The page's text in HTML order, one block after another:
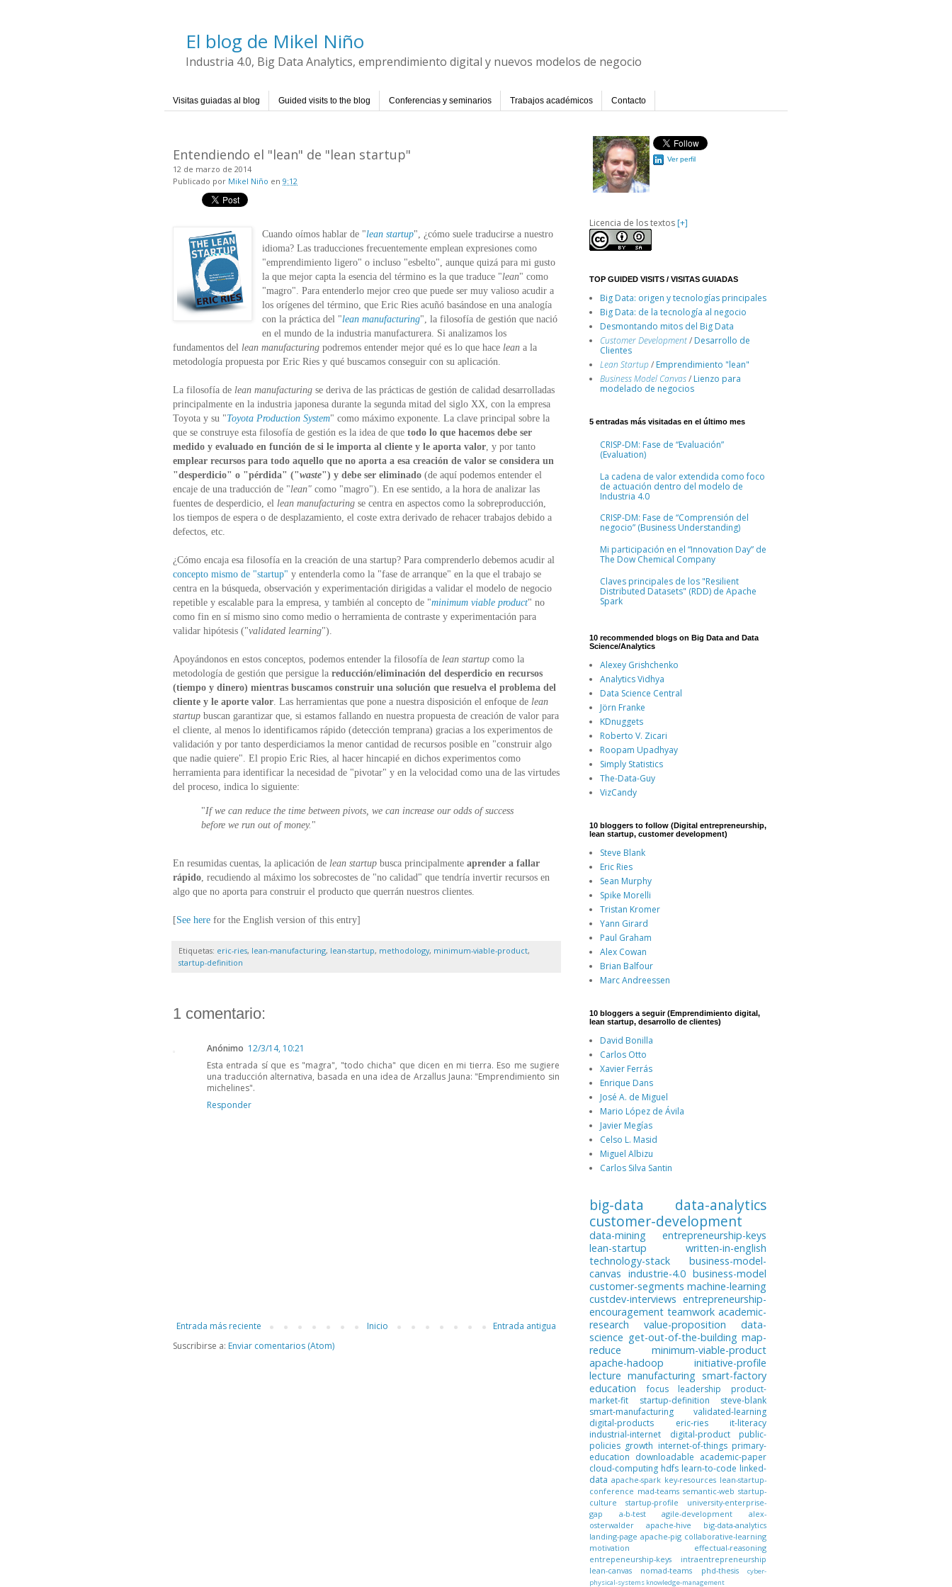
El blog de Mikel Niño
Industria 4.0, Big Data Analytics, emprendimiento digital y nuevos modelos de negocio
Visitas guiadas al blog Guided visits to the blog Conferencias y seminarios Trabajos académicos Contacto
Entendiendo el "lean" de "lean startup"
12 de marzo de 2014
Publicado por Mikel Niño en 9:12
Cuando oímos hablar de "lean startup", ¿cómo suele traducirse a nuestro
idioma? Las traducciones frecuentemente emplean expresiones como
"emprendimiento ligero" o incluso "esbelto", aunque quizá para mi gusto
la que mejor capta la esencia del término es la que traduce "lean" como
"magro". Para entenderlo mejor creo que puede ser muy valioso acudir a
los orígenes del término, que Eric Ries acuñó basándose en una analogía
con la práctica del "lean manufacturing", la filosofía de gestión que nació
en el mundo de la industria manufacturera. Si analizamos los
fundamentos del lean manufacturing podremos entender mejor qué es lo que hace lean a la
metodología propuesta por Eric Ries y qué buscamos conseguir con su aplicación.
La filosofía de lean manufacturing se deriva de las prácticas de gestión de calidad desarrolladas
principalmente en la industria japonesa durante la segunda mitad del siglo XX, con la empresa
Toyota y su "Toyota Production System" como máximo exponente. La clave principal sobre la
que se construye esta filosofía de gestión es la idea de que todo lo que hacemos debe ser
medido y evaluado en función de si le importa al cliente y le aporta valor, y por tanto
emplear recursos para todo aquello que no aporta a esa creación de valor se considera un
"desperdicio" o "pérdida" ("waste") y debe ser eliminado (de aquí podemos entender el
encaje de una traducción de "lean" como "magro"). En ese sentido, a la hora de analizar las
fuentes de desperdicio, el lean manufacturing se centra en aspectos como la sobreproducción,
los tiempos de espera o de desplazamiento, el coste extra derivado de rehacer trabajos debido a
defectos, etc.
¿Cómo encaja esa filosofía en la creación de una startup? Para comprenderlo debemos acudir al
concepto mismo de "startup" y entenderla como la "fase de arranque" en la que el trabajo se
centra en la búsqueda, observación y experimentación dirigidas a validar el modelo de negocio
repetible y escalable para la empresa, y también al concepto de "minimum viable product" no
como fin en sí mismo sino como medio o herramienta de contraste y experimentación para
validar hipótesis ("validated learning").
Apoyándonos en estos conceptos, podemos entender la filosofía de lean startup como la
metodología de gestión que persigue la reducción/eliminación del desperdicio en recursos
(tiempo y dinero) mientras buscamos construir una solución que resuelva el problema del
cliente y le aporte valor. Las herramientas que pone a nuestra disposición el enfoque de lean
startup buscan garantizar que, si estamos fallando en nuestra propuesta de creación de valor para
el cliente, al menos lo identificamos rápido (detección temprana) gracias a los experimentos de
validación y por tanto desperdiciamos la menor cantidad de recursos posible en "construir algo
que nadie quiere". El propio Eric Ries, al hacer hincapié en dichos experimentos como
herramienta para identificar la necesidad de "pivotar" y en la velocidad como una de las virtudes
del proceso, indica lo siguiente:
"If we can reduce the time between pivots, we can increase our odds of success
before we run out of money. "
En resumidas cuentas, la aplicación de lean startup busca principalmente aprender a fallar
rápido, recudiendo al máximo los sobrecostes de "no calidad" que tendría invertir recursos en
algo que no aporta para construir el producto que querrán nuestros clientes.
[See here for the English version of this entry]
Etiquetas: eric-ries, lean-manufacturing, lean-startup, methodology, minimum-viable-product,
startup-definition
1 comentario:
Anónimo 12/3/14, 10:21
Esta entrada sí que es "magra", "todo chicha" que dicen en mi tierra. Eso me sugiere
una traducción alternativa, basada en una idea de Arzallus Jauna: "Emprendimiento sin
michelines".
Responder
Entrada más reciente Entrada antigua
Inicio
Suscribirse a: Enviar comentarios (Atom)
Ver perfil
Licencia de los textos [+]
TOP GUIDED VISITS / VISITAS GUIADAS
Big Data: origen y tecnologías principales
Big Data: de la tecnología al negocio
Desmontando mitos del Big Data
Customer Development/ Desarrollo de
Clientes
Lean Startup/ Emprendimiento "lean"
Business Model Canvas/ Lienzo para
modelado de negocios
5 entradas más visitadas en el último mes
CRISP-DM: Fase de “Evaluación”
(Evaluation)
La cadena de valor extendida como foco
de actuación dentro del modelo de
Industria 4.0
CRISP-DM: Fase de “Comprensión del
negocio” (Business Understanding)
Mi participación en el “Innovation Day” de
The Dow Chemical Company
Claves principales de los "Resilient
Distributed Datasets" (RDD) de Apache
Spark
10 recommended blogs on Big Data and Data
Science/Analytics
Alexey Grishchenko
Analytics Vidhya
Data Science Central
Jörn Franke
KDnuggets
Roberto V. Zicari
Roopam Upadhyay
Simply Statistics
The-Data-Guy
VizCandy
10 bloggers to follow (Digital entrepreneurship,
lean startup, customer development)
Steve Blank
Eric Ries
Sean Murphy
Spike Morelli
Tristan Kromer
Yann Girard
Paul Graham
Alex Cowan
Brian Balfour
Marc Andreessen
10 bloggers a seguir (Emprendimiento digital,
lean startup, desarrollo de clientes)
David Bonilla
Carlos Otto
Xavier Ferrás
Enrique Dans
José A. de Miguel
Mario López de Ávila
Javier Megías
Celso L. Masid
Miguel Albizu
Carlos Silva Santin
big-data
data-analytics
customer-development
data-mining
entrepreneurship-keys
lean-startup
written-in-english
technology-stack
business-model-
canvas industrie-4.0 business-model
customer-segments machine-learning
custdev-interviews entrepreneurship-
encouragement teamwork academic-
research
value-proposition
data-
science get-out-of-the-building map-
reduce
minimum-viable-product
apache-hadoop
initiative-profile
lecture manufacturing smart-factory
education
focus leadership
product-
market-fit
startup-definition
steve-blank
smart-manufacturing
validated-learning
digital-products
eric-ries
it-literacy
industrial-internet
digital-product
public-
policies growth internet-of-things primary-
education downloadable academic-paper
cloud-computing hdfs learn-to-code linked-
data apache-spark key-resources lean-startup-
conference mad-teams semantic-web startup-
culture
startup-profile
university-enterprise-
gap
a-b-test agile-development
alex-
osterwalder
apache-hive
big-data-analytics
landing-page apache-pig collaborative-learning
motivation
effectual-reasoning
entrepeneurship-keys
intraentrepreneurship
lean-canvas
nomad-teams phd-thesis
cyber-
physical-systems knowledge-management